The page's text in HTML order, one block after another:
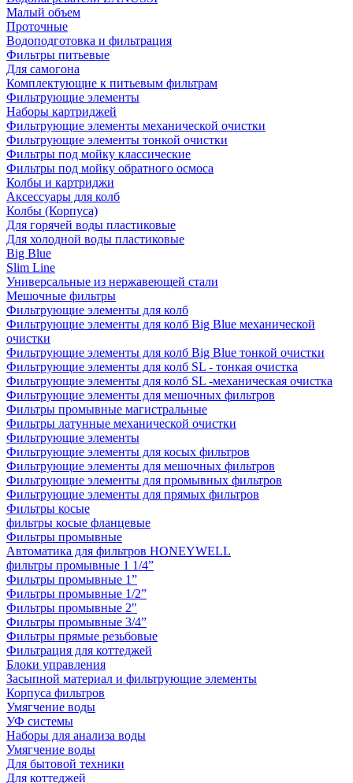
Малый объем
Проточные
Водоподготовка и фильтрация
Фильтры питьевые
Для самогона
Комплектующие к питьевым фильтрам
Фильтрующие элементы
Наборы картриджей
Фильтрующие элементы механической очистки
Фильтрующие элементы тонкой очистки
Фильтры под мойку классические
Фильтры под мойку обратного осмоса
Колбы и картриджи
Аксессуары для колб
Колбы (Корпуса)
Для горячей воды пластиковые
Для холодной воды пластиковые
Big Blue
Slim Line
Универсальные из нержавеющей стали
Мешочные фильтры
Фильтрующие элементы для колб
Фильтрующие элементы для колб Big Blue механической
очистки
Фильтрующие элементы для колб Big Blue тонкой очистки
Фильтрующие элементы для колб SL - тонкая очистка
Фильтрующие элементы для колб SL -механическая очистка
Фильтрующие элементы для мешочных фильтров
Фильтры промывные магистральные
Фильтры латунные механической очистки
Фильтрующие элементы
Фильтрующие элементы для косых фильтров
Фильтрующие элементы для мешочных фильтров
Фильтрующие элементы для промывных фильтров
Фильтрующие элементы для прямых фильтров
Фильтры косые
фильтры косые фланцевые
Фильтры промывные
Автоматика для фильтров HONEYWELL
фильтры промывные 1 1/4”
Фильтры промывные 1”
Фильтры промывные 1/2”
Фильтры промывные 2"
Фильтры промывные 3/4”
Фильтры прямые резьбовые
Фильтрация для коттеджей
Блоки управления
Засыпной материал и фильтрующие элементы
Корпуса фильтров
Умягчение воды
УФ системы
Наборы для анализа воды
Умягчение воды
Для бытовой техники
Для коттеджей